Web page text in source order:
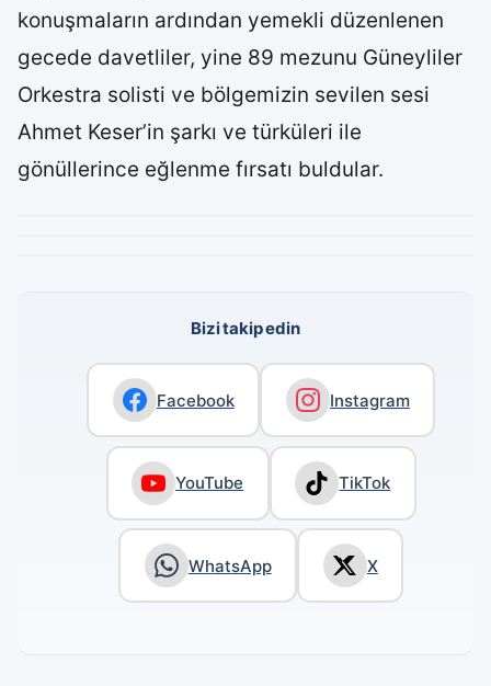
konuşmaların ardından yemekli düzenlenen
gecede davetliler, yine 89 mezunu Güneyliler
Orkestra solisti ve bölgemizin sevilen sesi
Ahmet Keser’in şarkı ve türküleri ile
gönüllerince eğlenme fırsatı buldular.
Bizi takip edin
Facebook Instagram
YouTube TikTok
WhatsApp X